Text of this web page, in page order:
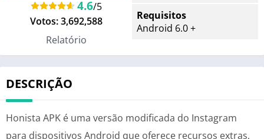
4.6/5
Votos:3,692,588
Relatório
Requisitos
Android 6.0 +
DESCRIÇÃO
Honista APK é uma versão modificada do Instagram
para dispositivos Android que oferece recursos extras,